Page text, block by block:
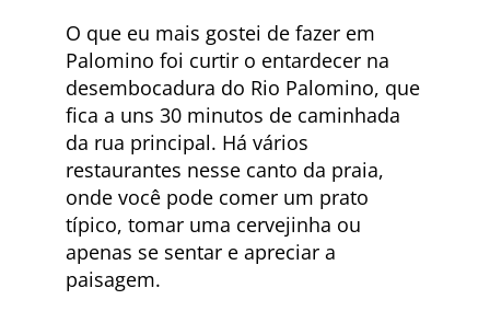
O que eu mais gostei de fazer em
Palomino foi curtir o entardecer na
desembocadura do Rio Palomino, que
fica a uns 30 minutos de caminhada
da rua principal. Há vários
restaurantes nesse canto da praia,
onde você pode comer um prato
típico, tomar uma cervejinha ou
apenas se sentar e apreciar a
paisagem.